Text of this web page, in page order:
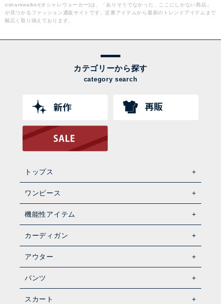
osharewalker(オシャレウォーカー)は、「ありそうでなかった、ここにしかない商品」
が見つかるファッション通販サイトです。定番アイテムから最新のトレンドアイテムまで
幅広く取り揃えております。
カテゴリーから探す
category search
トップス
ワンピース
機能性アイテム
カーディガン
アウター
パンツ
スカート